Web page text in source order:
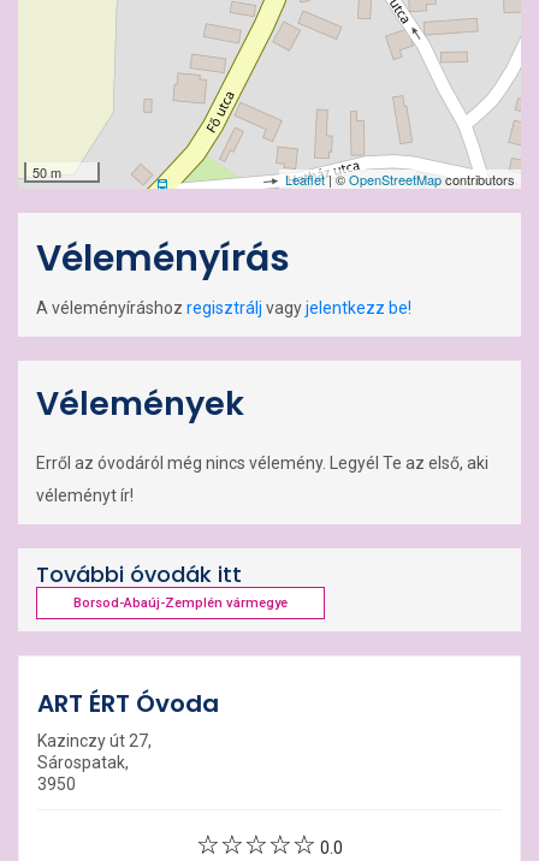
50 m Leaflet| ©OpenStreetMapcontributors
Véleményírás
A véleményíráshoz regisztrálj vagyjelentkezz be!
Vélemények
Erről az óvodáról még nincs vélemény. Legyél Te az első, aki
véleményt ír!
További óvodák itt
Borsod-Abaúj-Zemplén vármegye
ART ÉRT Óvoda
Kazinczy út 27,
Sárospatak,
3950
0.0